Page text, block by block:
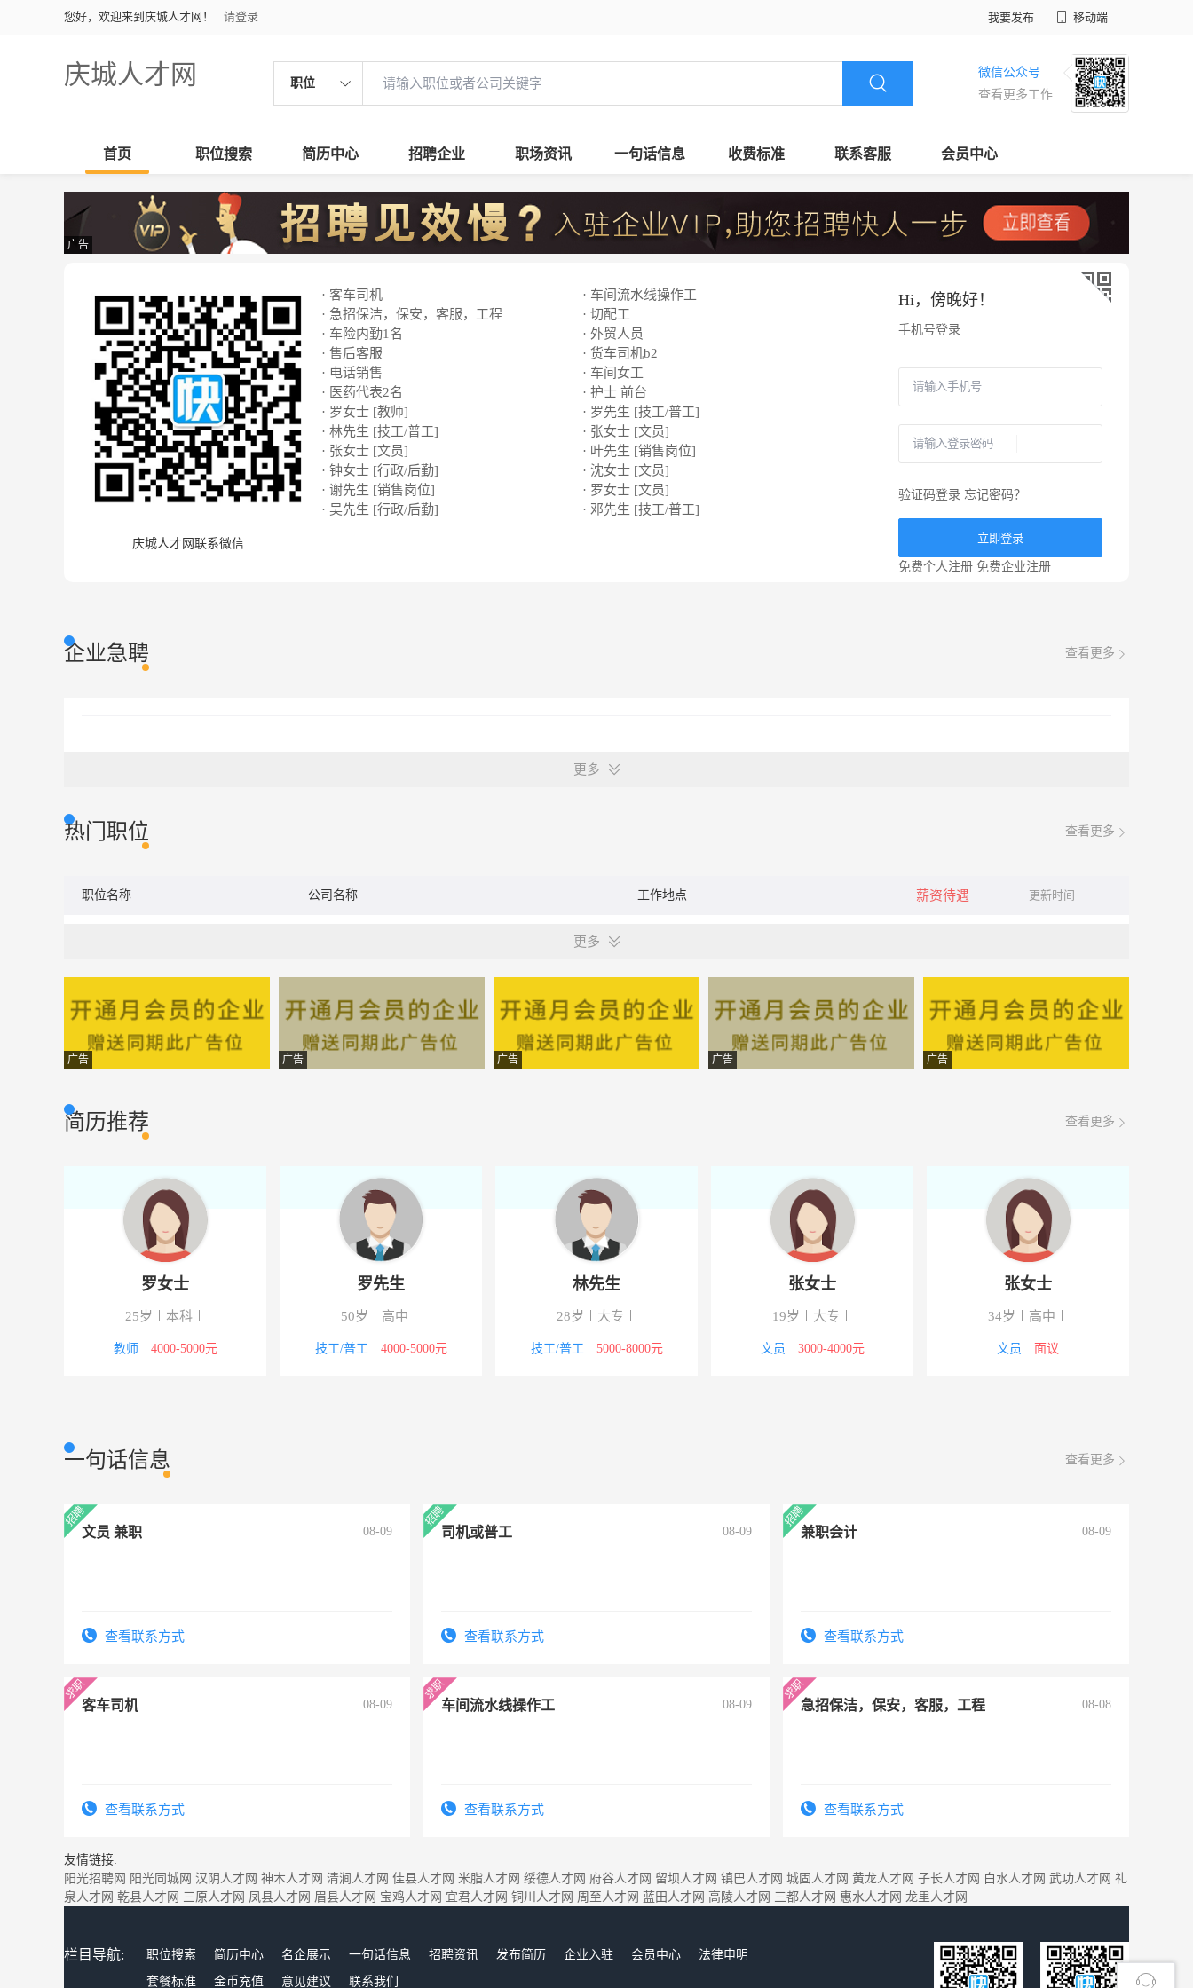
您好，欢迎来到庆城人才网！ 请登录 我要发布 移动端
庆城人才网 职位
微信公众号
查看更多工作
首页 职位搜索 简历中心 招聘企业 职场资讯 一句话信息 收费标准 联系客服 会员中心
广告
庆城人才网联系微信
· 客车司机
· 车间流水线操作工
· 急招保洁，保安，客服，工程
· 切配工
· 车险内勤1名
· 外贸人员
· 售后客服
· 货车司机b2
· 电话销售
· 车间女工
· 医药代表2名
· 护士 前台
· 罗女士 [教师]
· 罗先生 [技工/普工]
· 林先生 [技工/普工]
· 张女士 [文员]
· 张女士 [文员]
· 叶先生 [销售岗位]
· 钟女士 [行政/后勤]
· 沈女士 [文员]
· 谢先生 [销售岗位]
· 罗女士 [文员]
· 吴先生 [行政/后勤]
· 邓先生 [技工/普工]
Hi， 傍晚好！
手机号登录
验证码登录 忘记密码？
立即登录
免费个人注册 免费企业注册
企业急聘 查看更多
更多
热门职位 查看更多
职位名称 公司名称 工作地点 薪资待遇 更新时间
更多
广告 广告 广告 广告 广告
简历推荐 查看更多
文员 文员 教师 4000-5000元 技工/普工 技工/普工
一句话信息 查看更多
文员 兼职 08-09
查看联系方式
司机或普工 08-09
查看联系方式
兼职会计 08-09
查看联系方式
客车司机 08-09
查看联系方式
车间流水线操作工 08-09
查看联系方式
急招保洁，保安，客服，工程 08-08
查看联系方式
友情链接:
阳光招聘网 阳光同城网 汉阴人才网 神木人才网 清涧人才网 佳县人才网 米脂人才网 绥德人才网 府谷人才网 留坝人才网 镇巴人才网 城固人才网 黄龙人才网 子长人才网 白水人才网 武功人才网 礼
泉人才网 乾县人才网 三原人才网 凤县人才网 眉县人才网 宝鸡人才网 宜君人才网 铜川人才网 周至人才网 蓝田人才网 高陵人才网 三都人才网 惠水人才网 龙里人才网
栏目导航: 职位搜索 简历中心 名企展示 一句话信息 招聘资讯 发布简历 企业入驻 会员中心
法律申明
套餐标准
金币充值 意见建议 联系我们